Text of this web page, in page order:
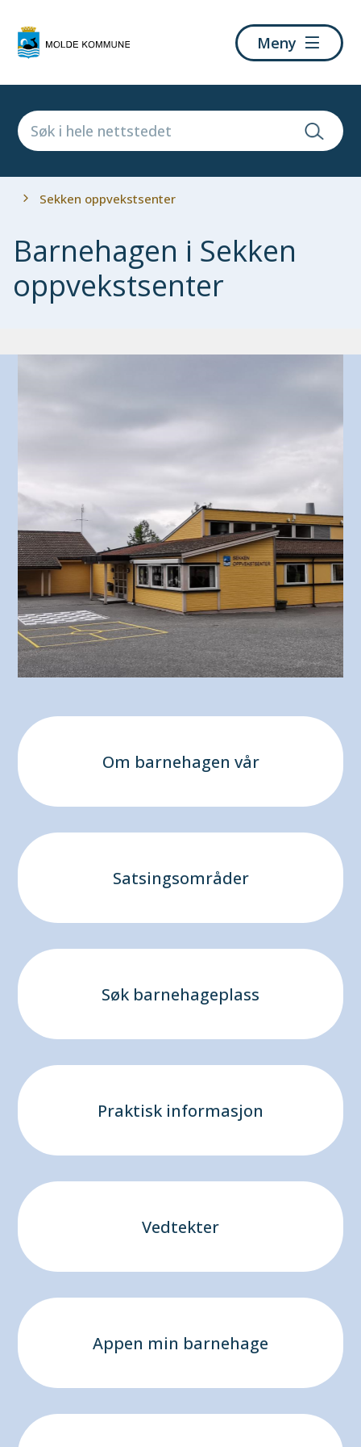
kommune
Meny
Du
Sekken oppvekstsenter
Barnehagen i Sekken
oppvekstsenter
Om barnehagen vår
Satsingsområder
Søk barnehageplass
Praktisk informasjon
Vedtekter
Appen min barnehage